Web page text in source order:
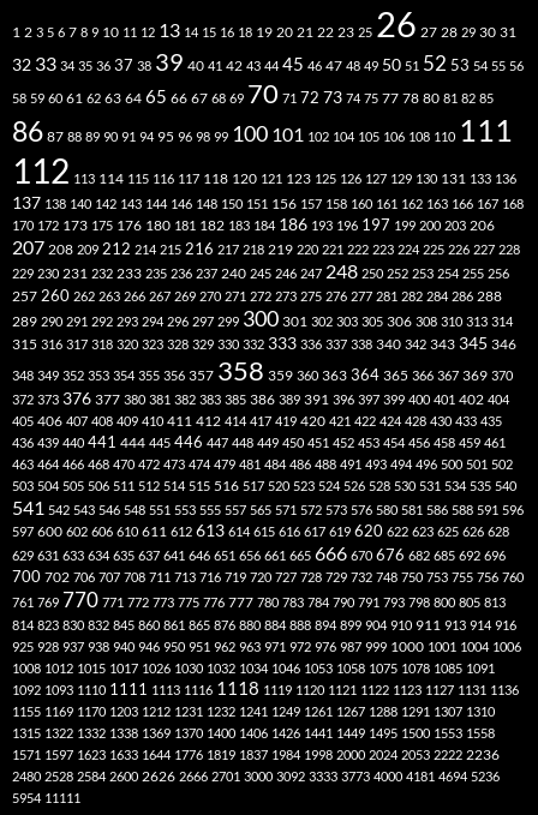
1 2 3 5 6 7 8 9 10 11 12 13 14 15 16 18 19 20 21 22 23 25 26 27 28 29 30 31
32 33 34 35 36 37 38 39 40 41 42 43 44 45 46 47 48 49 50 51 52 53 54 55 56
58 59 60 61 62 63 64 65 66 67 68 69 70 71 72 73 74 75 77 78 80 81 82 85
86 87 88 89 90 91 94 95 96 98 99 100 101 102 104 105 106 108 110 111
112 113 114 115 116 117 118 120 121 123 125 126 127 129 130 131 133 136
137 138 140 142 143 144 146 148 150 151 156 157 158 160 161 162 163 166 167 168
170 172 173 175 176 180 181 182 183 184 186 193 196 197 199 200 203 206
207 208 209 212 214 215 216 217 218 219 220 221 222 223 224 225 226 227 228
229 230 231 232 233 235 236 237 240 245 246 247 248 250 252 253 254 255 256
257 260 262 263 266 267 269 270 271 272 273 275 276 277 281 282 284 286 288
289 290 291 292 293 294 296 297 299 300 301 302 303 305 306 308 310 313 314
315 316 317 318 320 323 328 329 330 332 333 336 337 338 340 342 343 345 346
348 349 352 353 354 355 356 357 358 359 360 363 364 365 366 367 369 370
372 373 376 377 380 381 382 383 385 386 389 391 396 397 399 400 401 402 404
405 406 407 408 409 410 411 412 414 417 419 420 421 422 424 428 430 433 435
436 439 440 441 444 445 446 447 448 449 450 451 452 453 454 456 458 459 461
463 464 466 468 470 472 473 474 479 481 484 486 488 491 493 494 496 500 501 502
503 504 505 506 511 512 514 515 516 517 520 523 524 526 528 530 531 534 535 540
541 542 543 546 548 551 553 555 557 565 571 572 573 576 580 581 586 588 591 596
597 600 602 606 610 611 612 613 614 615 616 617 619 620 622 623 625 626 628
629 631 633 634 635 637 641 646 651 656 661 665 666 670 676 682 685 692 696
700 702 706 707 708 711 713 716 719 720 727 728 729 732 748 750 753 755 756 760
761 769 770 771 772 773 775 776 777 780 783 784 790 791 793 798 800 805 813
814 823 830 832 845 860 861 865 876 880 884 888 894 899 904 910 911 913 914 916
925 928 937 938 940 946 950 951 962 963 971 972 976 987 999 1000 1001 1004 1006
1008 1012 1015 1017 1026 1030 1032 1034 1046 1053 1058 1075 1078 1085 1091
1092 1093 1110 1111 1113 1116 1118 1119 1120 1121 1122 1123 1127 1131 1136
1155 1169 1170 1203 1212 1231 1232 1241 1249 1261 1267 1288 1291 1307 1310
1315 1322 1332 1338 1369 1370 1400 1406 1426 1441 1449 1495 1500 1553 1558
1571 1597 1623 1633 1644 1776 1819 1837 1984 1998 2000 2024 2053 2222 2236
2480 2528 2584 2600 2626 2666 2701 3000 3092 3333 3773 4000 4181 4694 5236
5954 11111